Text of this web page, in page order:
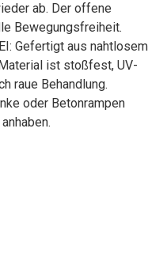
ab. Der offene
Bewegungsfreiheit.
Gefertigt aus nahtlosem
ist stoßfest, UV-
raue Behandlung.
oder Betonrampen